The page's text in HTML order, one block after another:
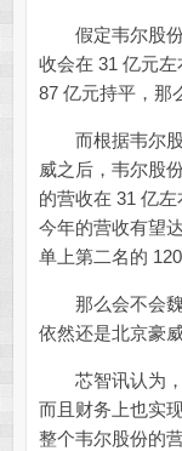
假定韦尔股份
收会在 31 亿元
87 亿元持平，那
而根据韦尔股
威之后，韦尔股
的营收在 31 亿
今年的营收有望
单上第二名的
那么会不会魏
依然还是北京豪
芯智讯认为，
而且财务上也实
整个韦尔股份的